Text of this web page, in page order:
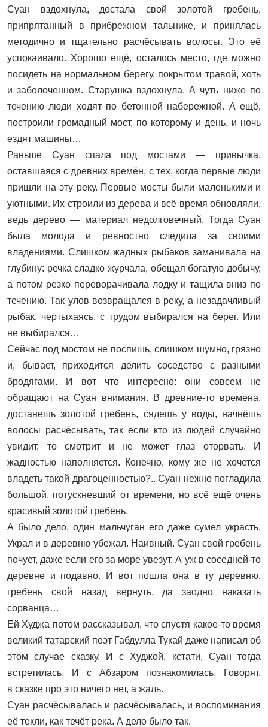
Суан вздохнула, достала свой золотой гребень,
припрятанный в прибрежном тальнике, и принялась
методично и тщательно расчёсывать волосы. Это её
успокаивало. Хорошо ещё, осталось место, где можно
посидеть на нормальном берегу, покрытом травой, хоть
и заболоченном. Старушка вздохнула. А чуть ниже по
течению люди ходят по бетонной набережной. А ещё,
построили громадный мост, по которому и день, и ночь
ездят машины…
Раньше Суан спала под мостами — привычка,
оставшаяся с древних времён, с тех, когда первые люди
пришли на эту реку. Первые мосты были маленькими и
уютными. Их строили из дерева и всё время обновляли,
ведь дерево — материал недолговечный. Тогда Суан
была молода и ревностно следила за своими
владениями. Слишком жадных рыбаков заманивала на
глубину: речка сладко журчала, обещая богатую добычу,
а потом резко переворачивала лодку и тащила вниз по
течению. Так улов возвращался в реку, а незадачливый
рыбак, чертыхаясь, с трудом выбирался на берег. Или
не выбирался…
Сейчас под мостом не поспишь, слишком шумно, грязно
и, бывает, приходится делить соседство с разными
бродягами. И вот что интересно: они совсем не
обращают на Суан внимания. В древние-то времена,
достанешь золотой гребень, сядешь у воды, начнёшь
волосы расчёсывать, так если кто из людей случайно
увидит, то смотрит и не может глаз оторвать. И
жадностью наполняется. Конечно, кому же не хочется
владеть такой драгоценностью?.. Суан нежно погладила
большой, потускневший от времени, но всё ещё очень
красивый золотой гребень.
А было дело, один мальчуган его даже сумел украсть.
Украл и в деревню убежал. Наивный. Суан свой гребень
почует, даже если его за море увезут. А уж в соседней-то
деревне и подавно. И вот пошла она в ту деревню,
гребень свой назад вернуть, да заодно наказать
сорванца…
Ей Худжа потом рассказывал, что спустя какое-то время
великий татарский поэт Габдулла Тукай даже написал об
этом случае сказку. И с Худжой, кстати, Суан тогда
встретилась. И с Абзаром познакомилась. Говорят,
в сказке про это ничего нет, а жаль.
Суан расчёсывалась и расчёсывалась, и воспоминания
её текли, как течёт река. А дело было так.